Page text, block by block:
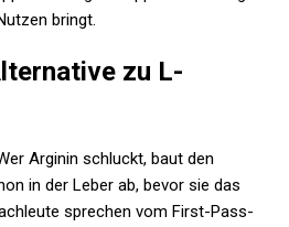
bringt.
zu L-
Arginin schluckt, baut den
in der Leber ab, bevor sie das
sprechen vom First-Pass-